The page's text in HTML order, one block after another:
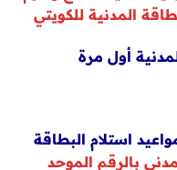
المدنية للكويتي
أول مرة
استلام البطاقة
بالرقم الموحد